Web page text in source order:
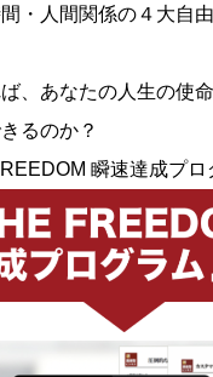
・人間関係の４大自
、あなたの人生の使
るのか？
瞬速達成プロ